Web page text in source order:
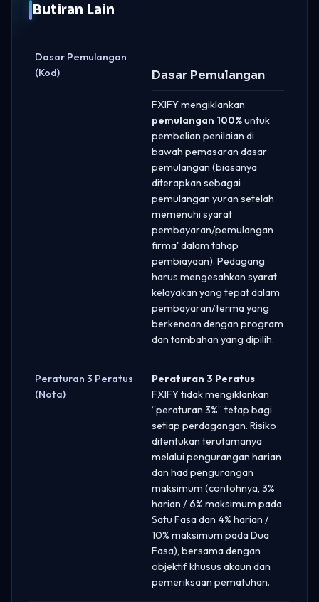
Butiran Lain
Dasar Pemulangan
(Kod)
Dasar Pemulangan
FXIFY mengiklankan
pemulangan 100%untuk
pembelian penilaian di
bawah pemasaran dasar
pemulangan (biasanya
diterapkan sebagai
pemulangan yuran setelah
memenuhi syarat
pembayaran/pemulangan
firma' dalam tahap
pembiayaan). Pedagang
harus mengesahkan syarat
kelayakan yang tepat dalam
pembayaran/terma yang
berkenaan dengan program
dan tambahan yang dipilih.
Peraturan 3 Peratus
(Nota)
Peraturan 3 Peratus
FXIFY tidak mengiklankan
“peraturan 3%” tetap bagi
setiap perdagangan. Risiko
ditentukan terutamanya
melalui pengurangan harian
dan had pengurangan
maksimum (contohnya, 3%
harian / 6% maksimum pada
Satu Fasa dan 4% harian /
10% maksimum pada Dua
Fasa), bersama dengan
objektif khusus akaun dan
pemeriksaan pematuhan.